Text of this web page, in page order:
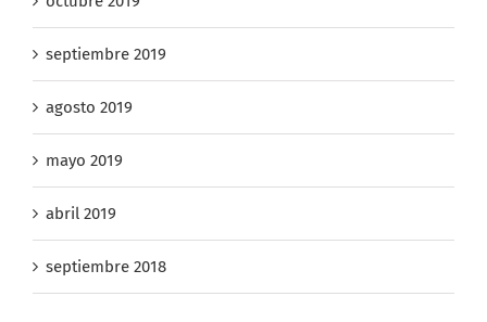
octubre 2019
septiembre 2019
agosto 2019
mayo 2019
abril 2019
septiembre 2018